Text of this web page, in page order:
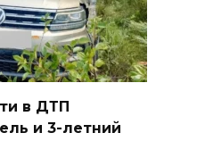
в ДТП
и 3-летний